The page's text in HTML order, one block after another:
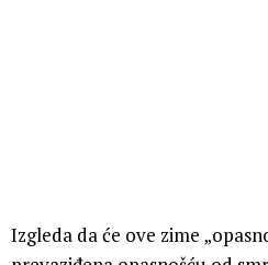
Izgleda da će ove zime